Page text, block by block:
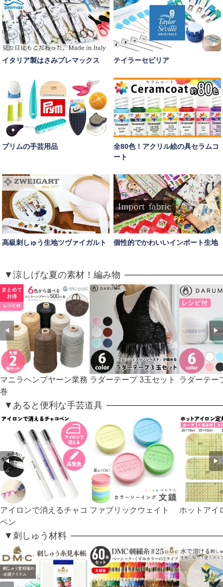
イタリア製はさみプレマックス テイラーセビリア
プリムの手芸用品
全80色！アクリル絵の具セラムコ
ート
高級刺しゅう生地ツヴァイガルト 個性的でかわいいインポート生地
▼涼しげな夏の素材！編み物
◀
マニラヘンプヤーン業務
巻
ラダーテープ 3玉セット ラダーテー
▶
▼あると便利な手芸道具
◀
アイロンで消えるチャコ
ペン
ファブリックウェイト ホットアイ
▶
▼刺しゅう材料